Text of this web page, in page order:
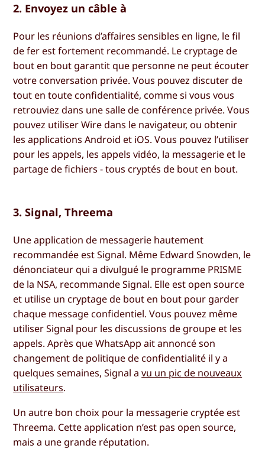
2. Envoyez un câble à
Pour les réunions d’affaires sensibles en ligne, le fil
de fer est fortement recommandé. Le cryptage de
bout en bout garantit que personne ne peut écouter
votre conversation privée. Vous pouvez discuter de
tout en toute confidentialité, comme si vous vous
retrouviez dans une salle de conférence privée. Vous
pouvez utiliser Wire dans le navigateur, ou obtenir
les applications Android et iOS. Vous pouvez l’utiliser
pour les appels, les appels vidéo, la messagerie et le
partage de fichiers - tous cryptés de bout en bout.
3. Signal, Threema
Une application de messagerie hautement
recommandée est Signal. Même Edward Snowden, le
dénonciateur qui a divulgué le programme PRISME
de la NSA, recommande Signal. Elle est open source
et utilise un cryptage de bout en bout pour garder
chaque message confidentiel. Vous pouvez même
utiliser Signal pour les discussions de groupe et les
appels. Après que WhatsApp ait annoncé son
changement de politique de confidentialité il y a
quelques semaines, Signal avu un pic de nouveaux
utilisateurs.
Un autre bon choix pour la messagerie cryptée est
Threema. Cette application n’est pas open source,
mais a une grande réputation.